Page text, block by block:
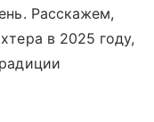
Расскажем,
в 2025 году,